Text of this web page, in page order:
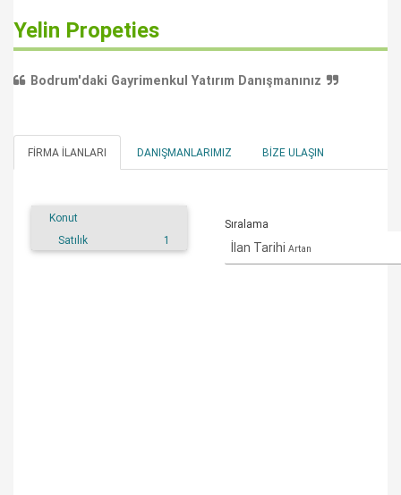
Yelin Propeties
Bodrum'daki Gayrimenkul Yatırım Danışmanınız
FIRMA İLANLARI DANIŞMANLARIMIZ BIZE ULAŞIN
Konut
Satılık
1
Sıralama
İlan Tarihi Artan